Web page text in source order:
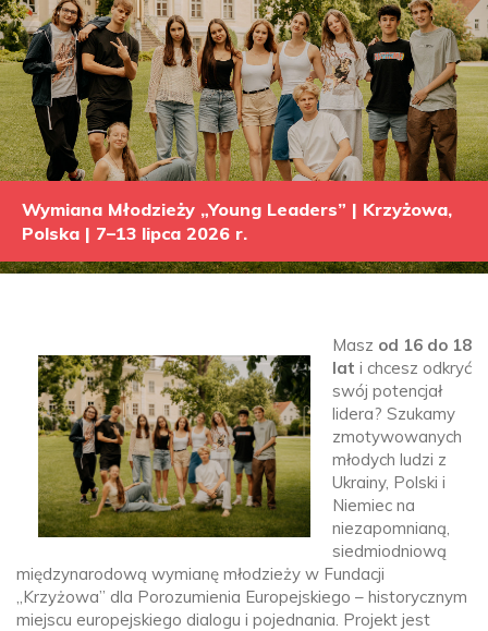
Wymiana Młodzieży „Young Leaders” | Krzyżowa,
Polska | 7–13 lipca 2026 r.
Masz od 16 do 18
lat i chcesz odkryć
swój potencjał
lidera? Szukamy
zmotywowanych
młodych ludzi z
Ukrainy, Polski i
Niemiec na
niezapomnianą,
siedmiodniową
międzynarodową wymianę młodzieży w Fundacji
„Krzyżowa” dla Porozumienia Europejskiego – historycznym
miejscu europejskiego dialogu i pojednania. Projekt jest